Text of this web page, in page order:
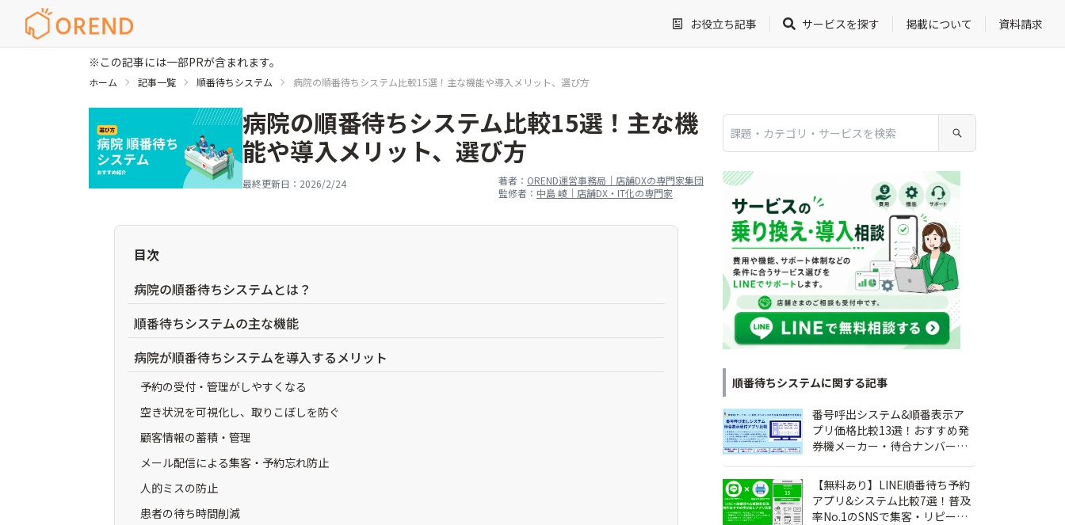
お役立ち記事 サービスを探す 掲載について 資料請求
※この記事には一部PRが含まれます。
ホーム 記事一覧 順番待ちシステム 病院の順番待ちシステム比較15選！主な機能や導入メリット、選び方
病院の順番待ちシステム比較15選！主な機
能や導入メリット、選び方
最終更新日： 2026/2/24 著者： OREND運営事務局｜店舗DXの専門家集団
監修者： 中島 崚｜店舗DX・IT化の専門家
目次
病院の順番待ちシステムとは？
順番待ちシステムの主な機能
病院が順番待ちシステムを導入するメリット
予約の受付・管理がしやすくなる
空き状況を可視化し、取りこぼしを防ぐ
顧客情報の蓄積・管理
メール配信による集客・予約忘れ防止
人的ミスの防止
患者の待ち時間削減
順番待ちシステムに関する記事
番号呼出システム&順番表示ア
プリ価格比較13選！おすすめ発
券機メーカー・待合ナンバー案
【無料あり】LINE順番待ち予約
アプリ&システム比較7選！普及
率No.1のSNSで集客・リピータ